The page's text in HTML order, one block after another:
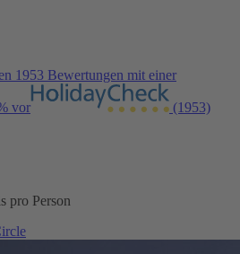
1953 Bewertungen mit einer
vor
(1953)
pro Person